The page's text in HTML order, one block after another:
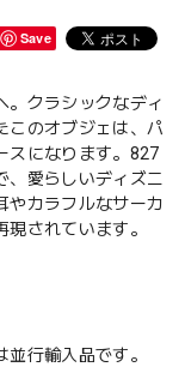
Save
。クラシックなディ
このオブジェは、パ
スになります。827
、愛らしいディズニ
やカラフルなサーカ
されています。
行輸入品です。